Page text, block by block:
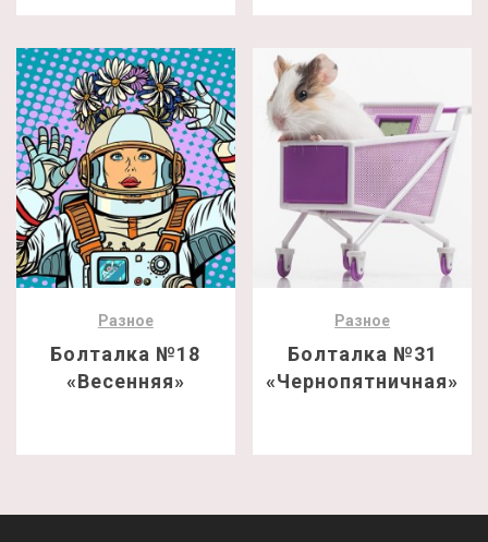
Разное
Болталка №18
«Весенняя»
Разное
Болталка №31
«Чернопятничная»